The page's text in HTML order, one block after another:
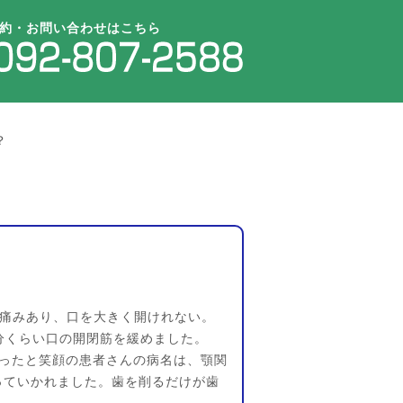
・お問い合わせはこちら
みあり、口を大きく開けれない。
らい口の開閉筋を緩めました。
たと笑顔の患者さんの病名は、顎関
いかれました。歯を削るだけが歯